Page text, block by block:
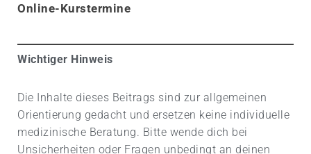
Online-Kurstermine
Wichtiger Hinweis
Die Inhalte dieses Beitrags sind zur allgemeinen
Orientierung gedacht und ersetzen keine individuelle
medizinische Beratung. Bitte wende dich bei
Unsicherheiten oder Fragen unbedingt an deinen